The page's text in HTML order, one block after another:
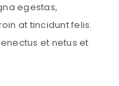
egestas,
at tincidunt felis.
et netus et